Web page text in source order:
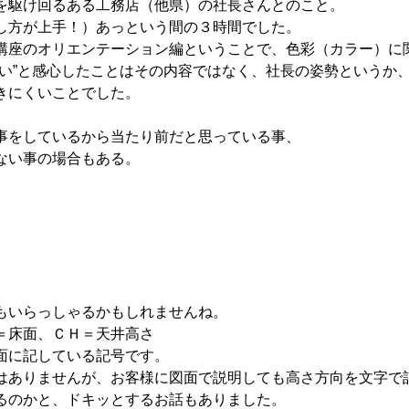
駆け回るある工務店（他県）の社長さんとのこと。
が上手！）あっという間の３時間でした。
座のオリエンテーション編ということで、色彩（カラー）
”と感心したことはその内容ではなく、社長の姿勢という
くいことでした。
しているから当たり前だと思っている事、
事の場合もある。
らっしゃるかもしれませんね。
床面、ＣＨ＝天井高さ
記している記号です。
ありませんが、お客様に図面で説明しても高さ方向を文字
かと、ドキッとするお話もありました。